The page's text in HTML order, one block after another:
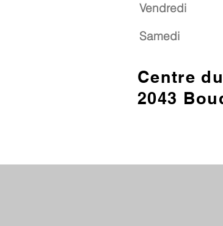
Vendredi
Samedi
Centre
2043